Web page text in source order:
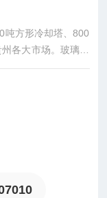
吨方形冷却塔、800
各大市场。玻璃钢
却塔购买选择合作